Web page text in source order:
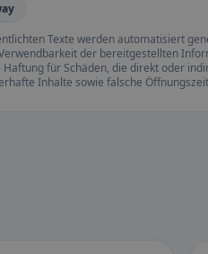
Texte werden automatisiert
der bereitgestellten
für Schäden, die direkt oder
Inhalte sowie falsche